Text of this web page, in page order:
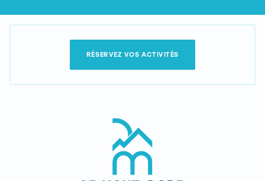
RÉSERVEZ VOS ACTIVITÉS